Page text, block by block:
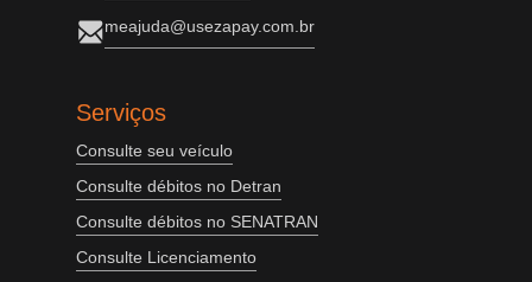
meajuda@usezapay.com.br
Serviços
Consulte seu veículo
Consulte débitos no Detran
Consulte débitos no SENATRAN
Consulte Licenciamento